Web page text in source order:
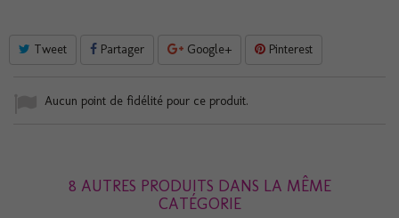
Tweet Partager Google+ Pinterest
Aucun point de fidélité pour ce produit.
8 AUTRES PRODUITS DANS LA MÊME
CATÉGORIE